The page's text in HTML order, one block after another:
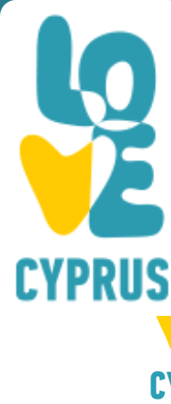
You are here:Home»
» DIMMA SNACK BAR
DIMMA SNACK